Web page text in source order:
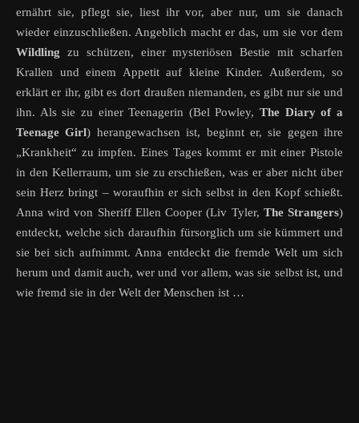
ernährt sie, pflegt sie, liest ihr vor, aber nur, um sie danach
wieder einzuschließen. Angeblich macht er das, um sie vor dem
Wildling zu schützen, einer mysteriösen Bestie mit scharfen
Krallen und einem Appetit auf kleine Kinder. Außerdem, so
erklärt er ihr, gibt es dort draußen niemanden, es gibt nur sie und
ihn. Als sie zu einer Teenagerin (Bel Powley,The Diary of a
Teenage Girl) herangewachsen ist, beginnt er, sie gegen ihre
„Krankheit“ zu impfen. Eines Tages kommt er mit einer Pistole
in den Kellerraum, um sie zu erschießen, was er aber nicht über
sein Herz bringt – woraufhin er sich selbst in den Kopf schießt.
Anna wird von Sheriff Ellen Cooper (Liv Tyler, The Strangers)
entdeckt, welche sich daraufhin fürsorglich um sie kümmert und
sie bei sich aufnimmt. Anna entdeckt die fremde Welt um sich
herum und damit auch, wer und vor allem, was sie selbst ist, und
wie fremd sie in der Welt der Menschen ist …